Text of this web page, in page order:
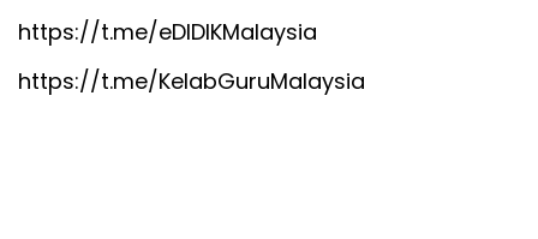
https://t.me/eDIDIKMalaysia
https://t.me/KelabGuruMalaysia